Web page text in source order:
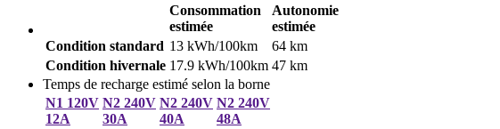
Consommation
estimée
Autonomie
estimée
Condition standard 13 kWh/100km
64 km
Condition hivernale 17.9 kWh/100km 47 km
Temps de recharge estimé selon la borne
N1 120V
12A
N2 240V
30A
N2 240V
40A
N2 240V
48A